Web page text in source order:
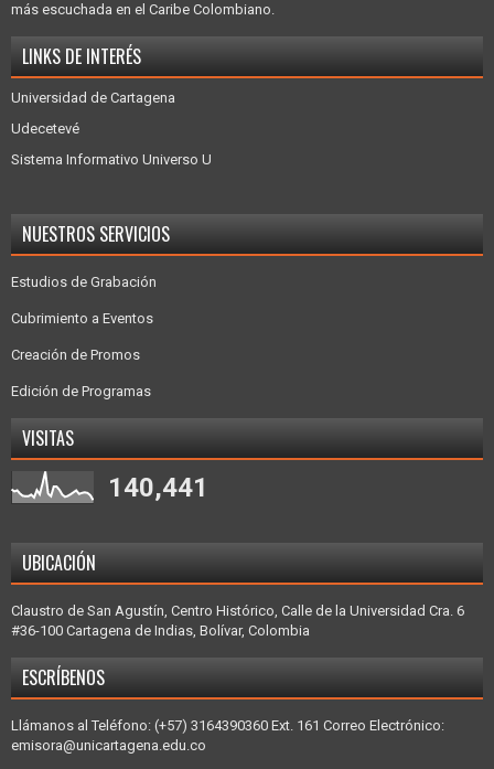
más escuchada en el Caribe Colombiano.
LINKS DE INTERÉS
Universidad de Cartagena
Udecetevé
Sistema Informativo Universo U
NUESTROS SERVICIOS
Estudios de Grabación
Cubrimiento a Eventos
Creación de Promos
Edición de Programas
VISITAS
140,441
UBICACIÓN
Claustro de San Agustín, Centro Histórico, Calle de la Universidad Cra. 6
#36-100 Cartagena de Indias, Bolívar, Colombia
ESCRÍBENOS
Llámanos al Teléfono: (+57) 3164390360 Ext. 161 Correo Electrónico:
emisora@unicartagena.edu.co